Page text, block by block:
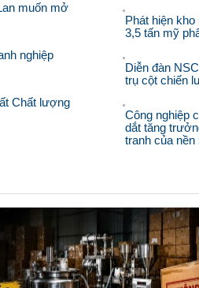
muốn mở
nghiệp
Chất lượng
Phát hiện
3,5 tấn mỹ
Diễn đàn
trụ cột chiến
Công nghiệp
dắt tăng
tranh của nền